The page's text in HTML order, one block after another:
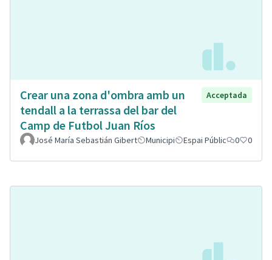
Crear una zona d'ombra amb un
tendall a la terrassa del bar del
Camp de Futbol Juan Ríos
Acceptada
José María Sebastián Gibert Municipi Espai Públic 0 0